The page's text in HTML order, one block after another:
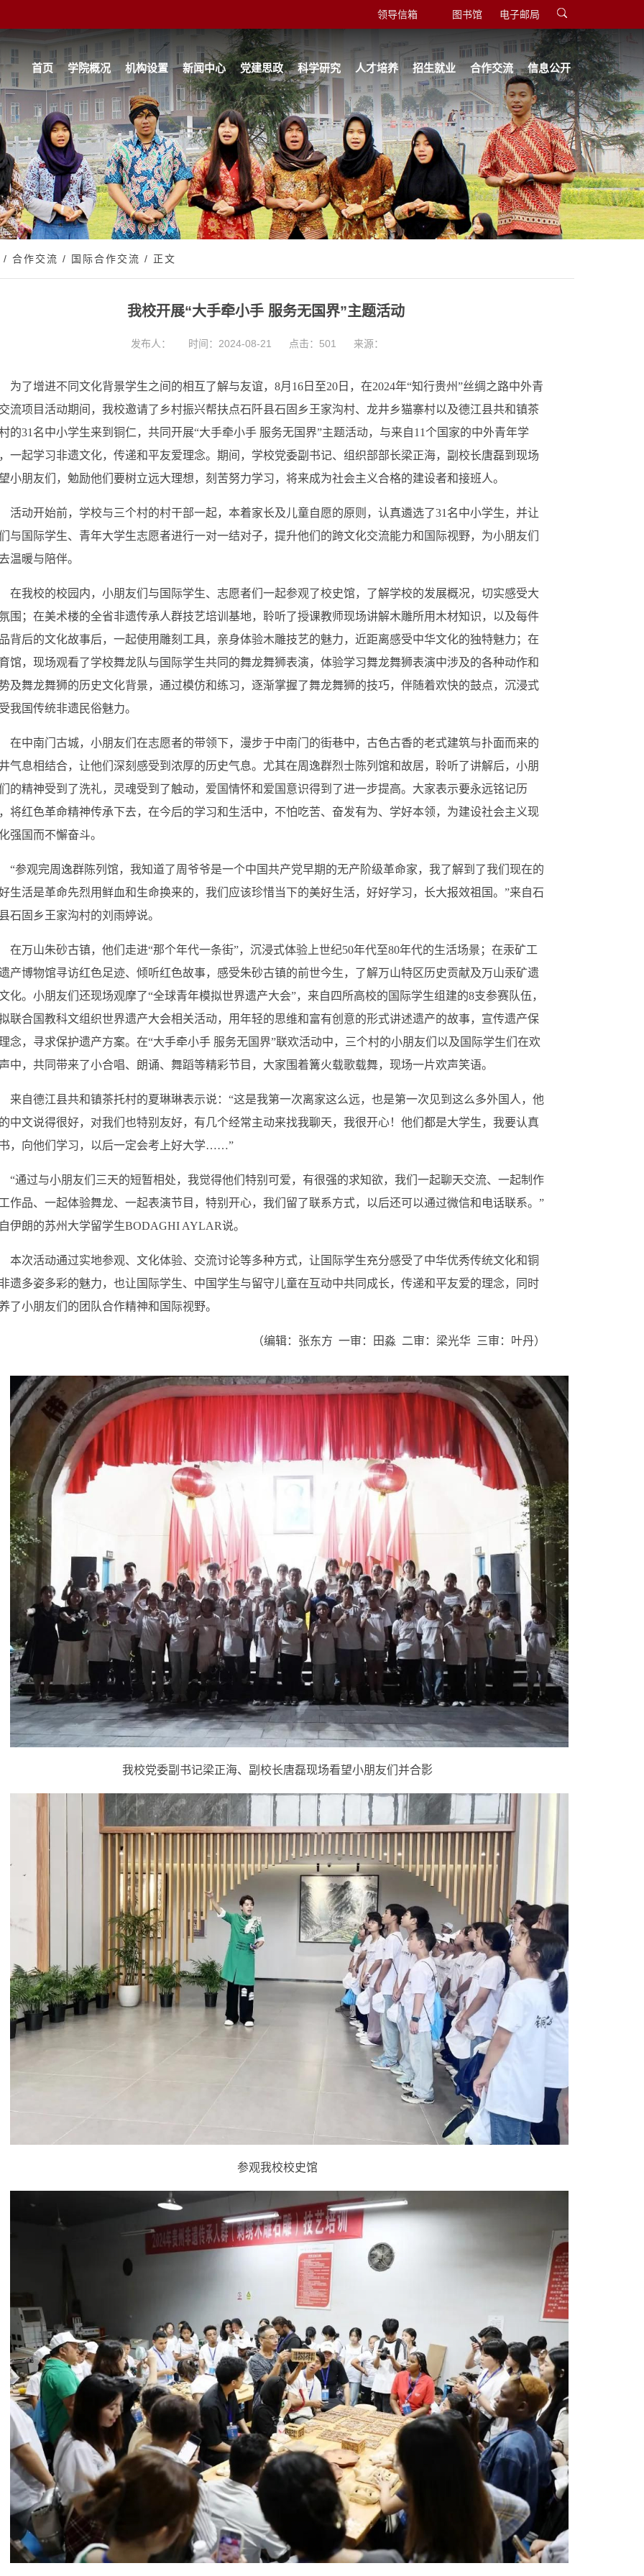
领导信箱 图书馆 电子邮局
首页 学院概况 机构设置 新闻中心 党建思政 科学研究 人才培养 招生就业 合作交流 信息公开
合作交流 / 国际合作交流 / 正文
我校开展“大手牵小手 服务无国界”主题活动
发布人： 时间：2024-08-21 点击： 501 来源：
为了增进不同文化背景学生之间的相互了解与友谊， 8月16日至20日， 在2024年“知行贵州”丝绸之路中外青
流项目活动期间， 我校邀请了乡村振兴帮扶点石阡县石固乡王家沟村、龙井乡猫寨村以及德江县共和镇茶
的31名中小学生来到铜仁，共同开展“大手牵小手 服务无国界”主题活动，与来自11个国家的中外青年学
一起学习非遗文化，传递和平友爱理念。期间， 学校党委副书记、组织部部长梁正海， 副校长唐磊到现场
小朋友们，勉励他们要树立远大理想，刻苦努力学习，将来成为社会主义合格的建设者和接班人。
活动开始前，学校与三个村的村干部一起，本着家长及儿童自愿的原则，认真遴选了31名中小学生，并让
与国际学生、青年大学生志愿者进行一对一结对子，提升他们的跨文化交流能力和国际视野，为小朋友们
温暖与陪伴。
在我校的校园内，小朋友们与国际学生、志愿者们一起参观了校史馆，了解学校的发展概况，切实感受大
围；在美术楼的全省非遗传承人群技艺培训基地，聆听了授课教师现场讲解木雕所用木材知识，以及每件
背后的文化故事后，一起使用雕刻工具，亲身体验木雕技艺的魅力，近距离感受中华文化的独特魅力；在
馆，现场观看了学校舞龙队与国际学生共同的舞龙舞狮表演， 体验学习舞龙舞狮表演中涉及的各种动作和
及舞龙舞狮的历史文化背景，通过模仿和练习，逐渐掌握了舞龙舞狮的技巧，伴随着欢快的鼓点，沉浸式
我国传统非遗民俗魅力。
在中南门古城，小朋友们在志愿者的带领下，漫步于中南门的街巷中，古色古香的老式建筑与扑面而来的
气息相结合，让他们深刻感受到浓厚的历史气息。尤其在周逸群烈士陈列馆和故居，聆听了讲解后，小朋
的精神受到了洗礼，灵魂受到了触动，爱国情怀和爱国意识得到了进一步提高。大家表示要永远铭记历
将红色革命精神传承下去，在今后的学习和生活中，不怕吃苦、奋发有为、学好本领，为建设社会主义现
强国而不懈奋斗。
“参观完周逸群陈列馆，我知道了周爷爷是一个中国共产党早期的无产阶级革命家，我了解到了我们现在的
生活是革命先烈用鲜血和生命换来的，我们应该珍惜当下的美好生活，好好学习，长大报效祖国。”来自石
石固乡王家沟村的刘雨婷说。
在万山朱砂古镇，他们走进“那个年代一条街”，沉浸式体验上世纪50年代至80年代的生活场景；在汞矿工
产博物馆寻访红色足迹、倾听红色故事，感受朱砂古镇的前世今生，了解万山特区历史贡献及万山汞矿遗
化。小朋友们还现场观摩了“全球青年模拟世界遗产大会”，来自四所高校的国际学生组建的8支参赛队伍，
联合国教科文组织世界遗产大会相关活动，用年轻的思维和富有创意的形式讲述遗产的故事，宣传遗产保
念，寻求保护遗产方案。在“大手牵小手 服务无国界”联欢活动中，三个村的小朋友们以及国际学生们在欢
中，共同带来了小合唱、朗诵、舞蹈等精彩节目，大家围着篝火载歌载舞，现场一片欢声笑语。
来自德江县共和镇茶托村的夏琳琳表示说： “这是我第一次离家这么远，也是第一次见到这么多外国人，他
中文说得很好，对我们也特别友好，有几个经常主动来找我聊天，我很开心！他们都是大学生，我要认真
，向他们学习，以后一定会考上好大学……”
“通过与小朋友们三天的短暂相处，我觉得他们特别可爱，有很强的求知欲，我们一起聊天交流、一起制作
作品、一起体验舞龙、一起表演节目，特别开心，我们留了联系方式，以后还可以通过微信和电话联系。”
伊朗的苏州大学留学生BODAGHI AYLAR说。
本次活动通过实地参观、文化体验、交流讨论等多种方式，让国际学生充分感受了中华优秀传统文化和铜
遗多姿多彩的魅力，也让国际学生、中国学生与留守儿童在互动中共同成长，传递和平友爱的理念，同时
了小朋友们的团队合作精神和国际视野。
（编辑：张东方 一审：田淼 二审：梁光华 三审：叶丹）
我校党委副书记梁正海、副校长唐磊现场看望小朋友们并合影
参观我校校史馆